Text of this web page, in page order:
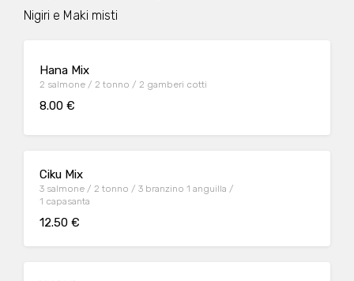
Nigiri e Maki misti
Hana Mix
2 salmone / 2 tonno / 2 gamberi cotti
8.00 €
Ciku Mix
3 salmone / 2 tonno / 3 branzino 1 anguilla /
1 capasanta
12.50 €